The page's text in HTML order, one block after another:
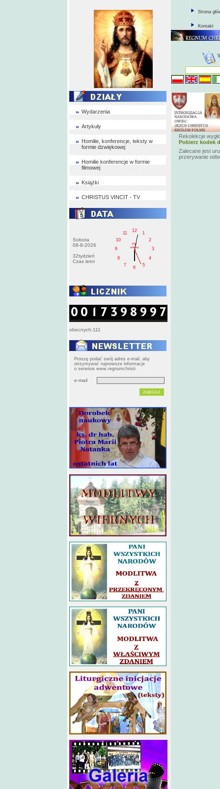
Wydarzenia
Artykuły
Homilie, konferencje, teksty w
formie dzwiękowej
Homilie konferencje w formie
filmowej
Książki
CHRISTUS VINCIT - TV
Sobota
08-8-2026
32tydzień
Czas letni
1
2
3
4
5
6
7
8
9
10
11
12
PM
sobota
obecnych:111
Proszę podać swój adres e-mail, aby
otrzymywać najnowsze informacje
o serwisie www.regnumchristi
e-mail
Strona
Kontakt
Rekolekcje
Pobierz kodek
Zalecane jest
przerywanie